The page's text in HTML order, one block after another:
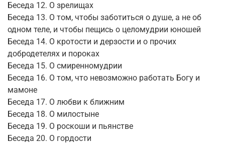
Беседа 12. О зрелищах
Беседа 13. О том, чтобы заботиться о душе, а не об
одном теле, и чтобы пещись о целомудрии юношей
Беседа 14. О кротости и дерзости и о прочих
добродетелях и пороках
Беседа 15. О смиренномудрии
Беседа 16. О том, что невозможно работать Богу и
мамоне
Беседа 17. О любви к ближним
Беседа 18. О милостыне
Беседа 19. О роскоши и пьянстве
Беседа 20. О гордости